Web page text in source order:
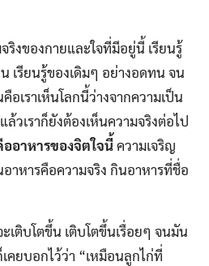
จริงของกายและใจที่มีอยู่นี้ เรียนรู้
เรียนรู้ของเดิมๆ อย่างอดทน จน
เราเห็นโลกนี้ว่างจากความเป็น
ล้วเราก็ยังต้องเห็นความจริงต่อไป
อาหารของจิตใจนี้ความเจริญ
าหารคือความจริง กินอาหารที่ชื่อ
เติบโตขึ้น เติบโตขึ้นเรื่อยๆ จนมัน
คยบอกไว้ว่า “เหมือนลูกไก่ที่